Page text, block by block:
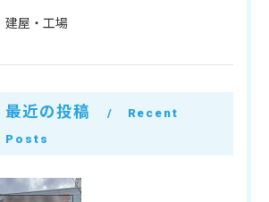
建屋・工場
最近の投稿
Recent
Posts